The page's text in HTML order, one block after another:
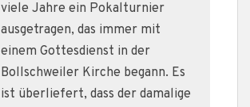
viele Jahre ein Pokalturnier
ausgetragen, das immer mit
einem Gottesdienst in der
Bollschweiler Kirche begann. Es
ist überliefert, dass der damalige